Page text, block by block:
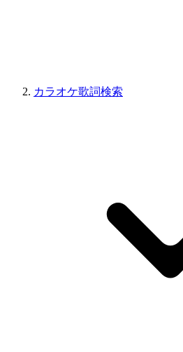
カラオケ歌詞検索